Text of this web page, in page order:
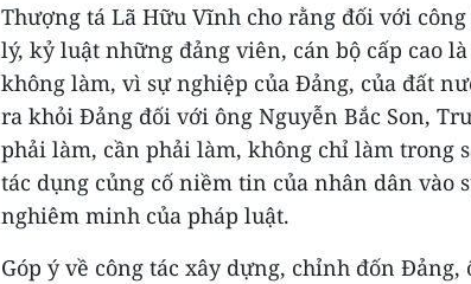
Thượng tá Lã Hữu Vĩnh cho rằng đối với
lý, kỷ luật những đảng viên, cán bộ cấp cao
không làm, vì sự nghiệp của Đảng, của đất
ra khỏi Đảng đối với ông Nguyễn Bắc Son,
phải làm, cần phải làm, không chỉ làm trong
tác dụng củng cố niềm tin của nhân dân vào
nghiêm minh của pháp luật.
Góp ý về công tác xây dựng, chỉnh đốn Đảng,